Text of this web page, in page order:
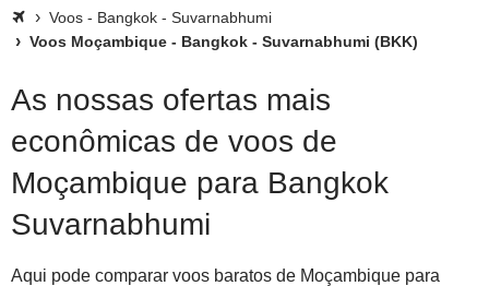
Voos - Bangkok - Suvarnabhumi
Voos Moçambique - Bangkok - Suvarnabhumi (BKK)
As nossas ofertas mais
econômicas de voos de
Moçambique para Bangkok
Suvarnabhumi
Aqui pode comparar voos baratos de Moçambique para